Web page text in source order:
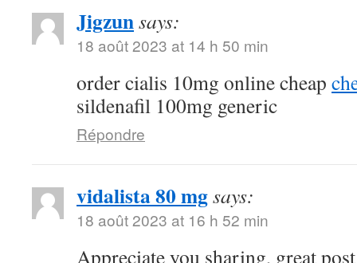
Jigzunsays:
18 août 2023 at 14 h 50 min
order cialis 10mg online cheap
sildenafil 100mg generic
Répondre
vidalista 80 mgsays:
18 août 2023 at 16 h 52 min
Appreciate you sharing, great